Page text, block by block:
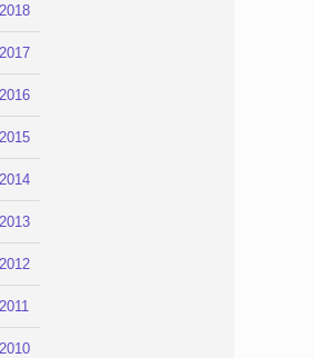
2018
2017
2016
2015
2014
2013
2012
2011
2010